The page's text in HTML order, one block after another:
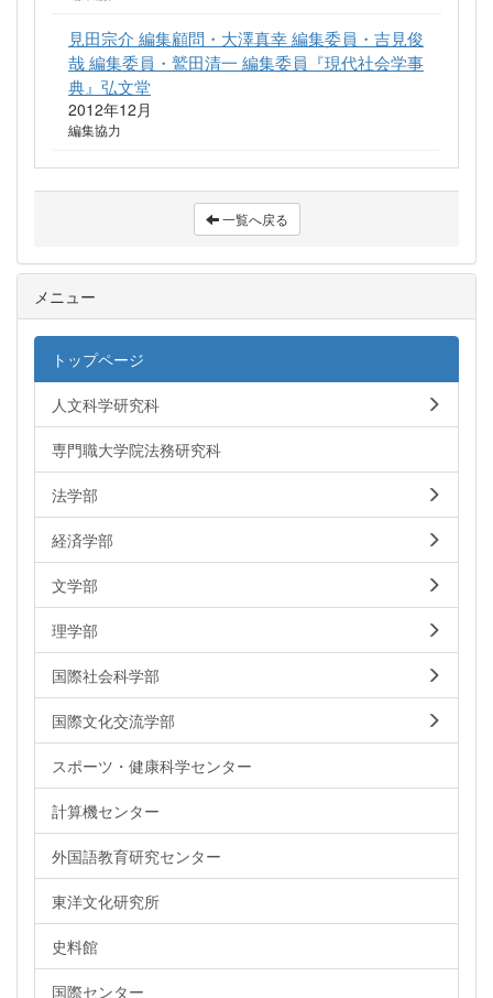
見田宗介 編集顧問・大澤真幸 編集委員・吉見俊
哉 編集委員・鷲田清一 編集委員『現代社会学事
典』弘文堂
2012年12月
編集協力
一覧へ戻る
メニュー
トップページ
人文科学研究科
専門職大学院法務研究科
法学部
経済学部
文学部
理学部
国際社会科学部
国際文化交流学部
スポーツ・健康科学センター
計算機センター
外国語教育研究センター
東洋文化研究所
史料館
国際センター